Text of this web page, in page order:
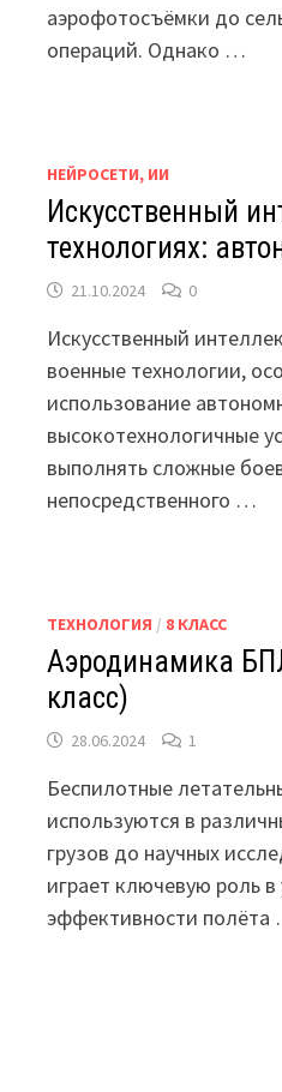
аэрофотосъёмки до
операций. Однако …
НЕЙРОСЕТИ, ИИ
Искусственный
технологиях:
21.10.2024 0
Искусственный
военные технологии,
использование
высокотехнологичные
выполнять сложные
непосредственного …
ТЕХНОЛОГИЯ / 8 КЛАСС
Аэродинамика
класс)
28.06.2024 1
Беспилотные
используются в
грузов до научных
играет ключевую роль в
эффективности